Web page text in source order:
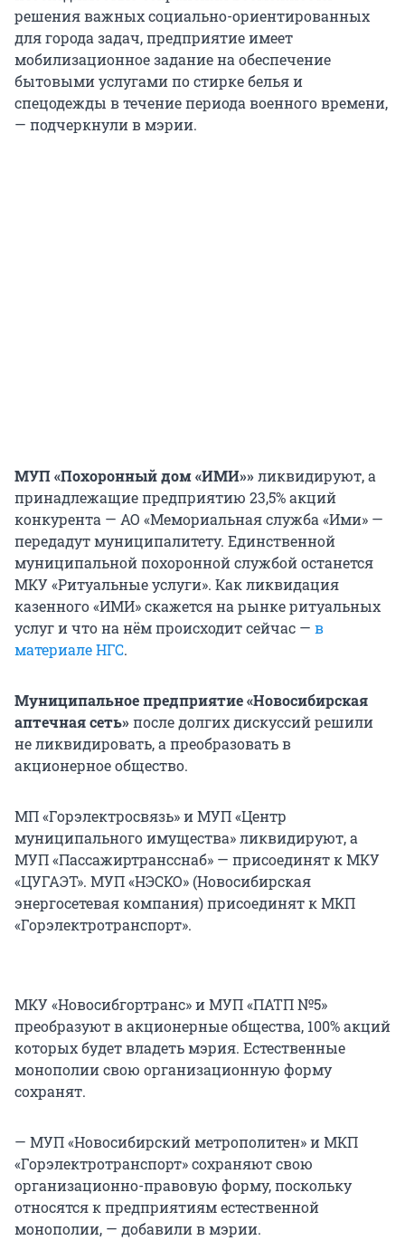
решения важных социально-ориентированных
для города задач, предприятие имеет
мобилизационное задание на обеспечение
бытовыми услугами по стирке белья и
спецодежды в течение периода военного времени,
— подчеркнули в мэрии.
МУП «Похоронный дом «ИМИ»»ликвидируют, а
принадлежащие предприятию 23,5% акций
конкурента — АО «Мемориальная служба «Ими» —
передадут муниципалитету. Единственной
муниципальной похоронной службой останется
МКУ «Ритуальные услуги». Как ликвидация
казенного «ИМИ» скажется на рынке ритуальных
услуг и что на нём происходит сейчас — в
материале НГС.
Муниципальное предприятие «Новосибирская
аптечная сеть»после долгих дискуссий решили
не ликвидировать, а преобразовать в
акционерное общество.
МП «Горэлектросвязь» и МУП «Центр
муниципального имущества» ликвидируют, а
МУП «Пассажиртрансснаб» — присоединят к МКУ
«ЦУГАЭТ». МУП «НЭСКО» (Новосибирская
энергосетевая компания) присоединят к МКП
«Горэлектротранспорт».
МКУ «Новосибгортранс» и МУП «ПАТП №5»
преобразуют в акционерные общества, 100% акций
которых будет владеть мэрия. Естественные
монополии свою организационную форму
сохранят.
— МУП «Новосибирский метрополитен» и МКП
«Горэлектротранспорт» сохраняют свою
организационно-правовую форму, поскольку
относятся к предприятиям естественной
монополии, — добавили в мэрии.